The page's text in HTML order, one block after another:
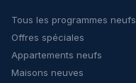
Tous les programmes neufs
Offres spéciales
Appartements neufs
Maisons neuves